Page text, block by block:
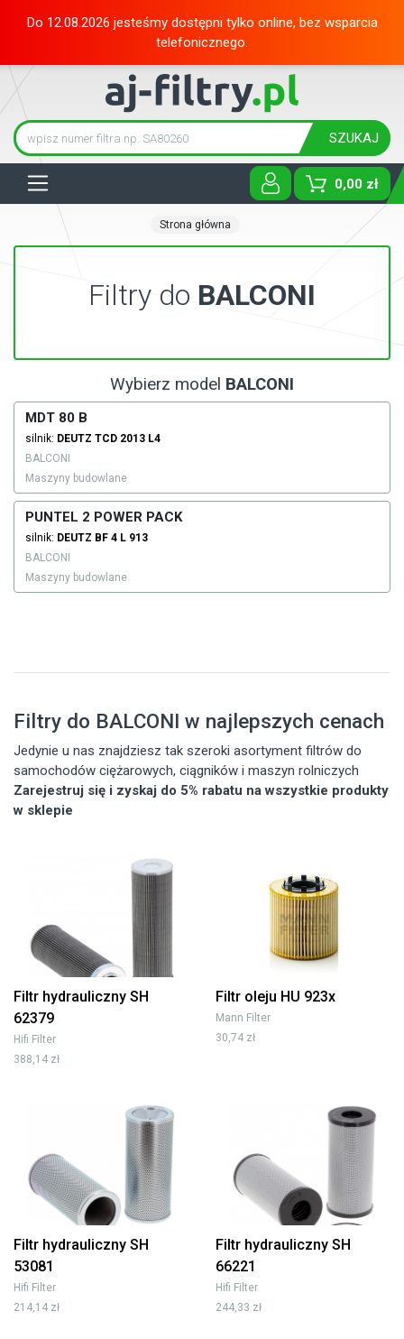
Do 12.08.2026 jesteśmy dostępni tylko online, bez wsparcia
telefonicznego.
SZUKAJ
0,00 zł
Strona główna
Filtry do BALCONI
Wybierz model BALCONI
MDT 80 B
silnik: DEUTZ TCD 2013 L4
BALCONI
Maszyny budowlane
PUNTEL 2 POWER PACK
silnik: DEUTZ BF 4 L 913
BALCONI
Maszyny budowlane
Filtry do BALCONI w najlepszych cenach
Jedynie u nas znajdziesz tak szeroki asortyment filtrów do
samochodów ciężarowych, ciągników i maszyn rolniczych
Zarejestruj się i zyskaj do 5% rabatu na wszystkie produkty
w sklepie
Filtr hydrauliczny SH
62379
Hifi Filter
388,14 zł
Filtr oleju HU 923x
Mann Filter
30,74 zł
Filtr hydrauliczny SH
53081
Hifi Filter
214,14 zł
Filtr hydrauliczny SH
66221
Hifi Filter
244,33 zł